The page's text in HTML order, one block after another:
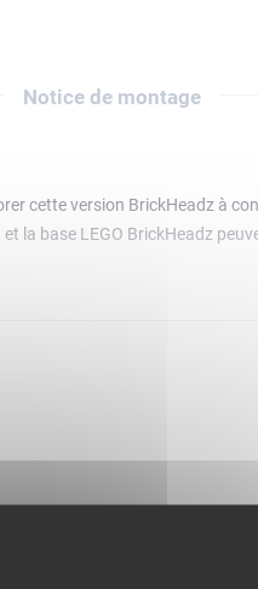
Notice de montage
cette version BrickHeadz à
la base LEGO BrickHeadz